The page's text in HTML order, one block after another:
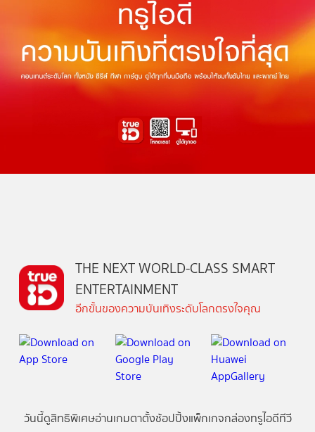
THE NEXT WORLD-CLASS SMART
ENTERTAINMENT
อีกขั้นของความบันเทิงระดับโลกตรงใจคุณ
วันนี้ดูสิทธิพิเศษอ่านเกมตาตั้งช้อปปิ้งแพ็กเกจกล่องทรูไอดีทีวี